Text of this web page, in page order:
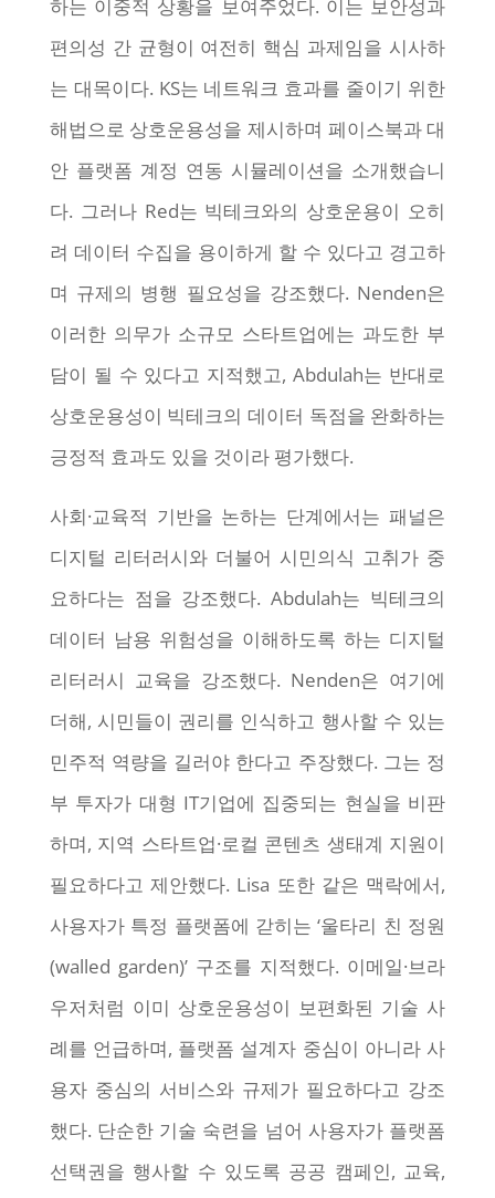
하는 이중적 상황을 보여주었다. 이는 보안성과
편의성 간 균형이 여전히 핵심 과제임을 시사하
는 대목이다. KS는 네트워크 효과를 줄이기 위한
해법으로 상호운용성을 제시하며 페이스북과 대
안 플랫폼 계정 연동 시뮬레이션을 소개했습니
다. 그러나 Red는 빅테크와의 상호운용이 오히
려 데이터 수집을 용이하게 할 수 있다고 경고하
며 규제의 병행 필요성을 강조했다. Nenden은
이러한 의무가 소규모 스타트업에는 과도한 부
담이 될 수 있다고 지적했고, Abdulah는 반대로
상호운용성이 빅테크의 데이터 독점을 완화하는
긍정적 효과도 있을 것이라 평가했다.
사회·교육적 기반을 논하는 단계에서는 패널은
디지털 리터러시와 더불어 시민의식 고취가 중
요하다는 점을 강조했다. Abdulah는 빅테크의
데이터 남용 위험성을 이해하도록 하는 디지털
리터러시 교육을 강조했다. Nenden은 여기에
더해, 시민들이 권리를 인식하고 행사할 수 있는
민주적 역량을 길러야 한다고 주장했다. 그는 정
부 투자가 대형 IT기업에 집중되는 현실을 비판
하며, 지역 스타트업·로컬 콘텐츠 생태계 지원이
필요하다고 제안했다. Lisa 또한 같은 맥락에서,
사용자가 특정 플랫폼에 갇히는 ‘울타리 친 정원
(walled garden)’ 구조를 지적했다. 이메일·브라
우저처럼 이미 상호운용성이 보편화된 기술 사
례를 언급하며, 플랫폼 설계자 중심이 아니라 사
용자 중심의 서비스와 규제가 필요하다고 강조
했다. 단순한 기술 숙련을 넘어 사용자가 플랫폼
선택권을 행사할 수 있도록 공공 캠페인, 교육,